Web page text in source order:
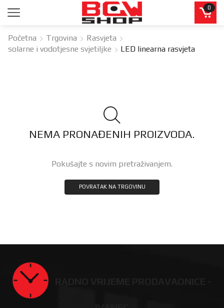
0
Početna Trgovina
Rasvjeta
solarne i vodotjesne svjetiljke
LED linearna rasvjeta
NEMA PRONAĐENIH PROIZVODA.
Pokušajte s novim pretraživanjem.
POVRATAK NA TRGOVINU